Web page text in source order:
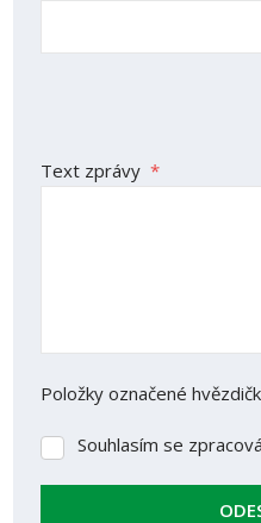
Text zprávy *
Položky označené
Souhlasím
Souhlasím se